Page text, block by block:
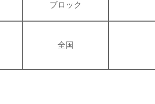
ブロック
全国